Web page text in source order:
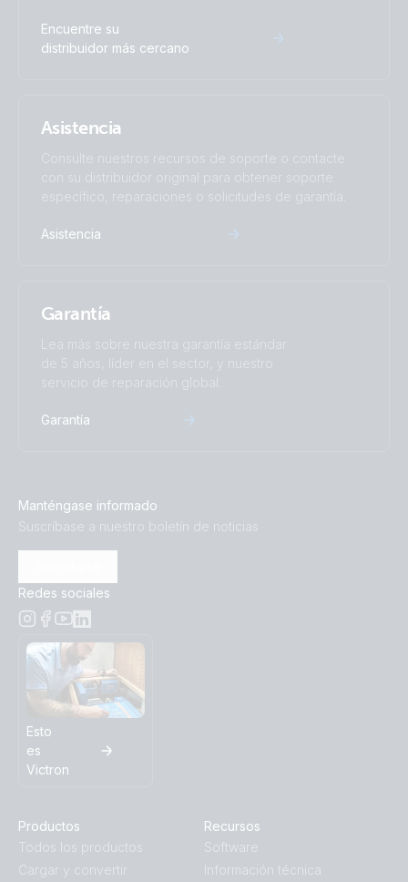
Encuentre su
distribuidor más cercano
Asistencia
Consulte nuestros recursos de soporte o contacte
con su distribuidor original para obtener soporte
específico, reparaciones o solicitudes de garantía.
Asistencia
Garantía
Lea más sobre nuestra garantía estándar
de 5 años, líder en el sector, y nuestro
servicio de reparación global.
Garantía
Manténgase informado
Suscríbase a nuestro boletín de noticias
Redes sociales
Esto
es
Victron
Productos
Todos los productos
Cargar y convertir
Recursos
Software
Información técnica